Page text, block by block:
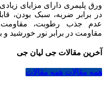
ورق پلیمری دارای مزایای
در برابر ضربه، سبک بودن،
عدم جذب رطوبت، مقاومت
مقاومت در برابر نور خورشید و
آخرین مقالات جی لیان جی
همه مقالات همه مقالات